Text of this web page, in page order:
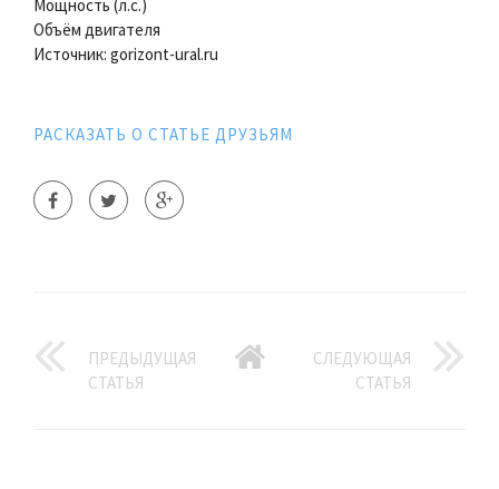
Мощность (л.с.)
Объём двигателя
Источник: gorizont-ural.ru
РАСКАЗАТЬ О СТАТЬЕ ДРУЗЬЯМ
ПРЕДЫДУЩАЯ
СТАТЬЯ
СЛЕДУЮЩАЯ
СТАТЬЯ